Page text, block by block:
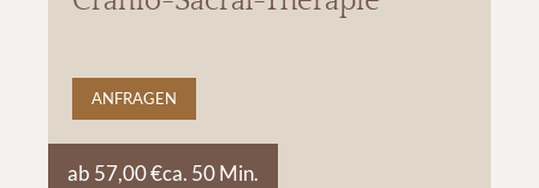
ANFRAGEN
ab 57,00 €ca. 50 Min.